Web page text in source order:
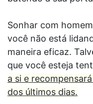
Sonhar com
você não está
maneira eficaz.
que você esteja
a si e
dos últimos dias.